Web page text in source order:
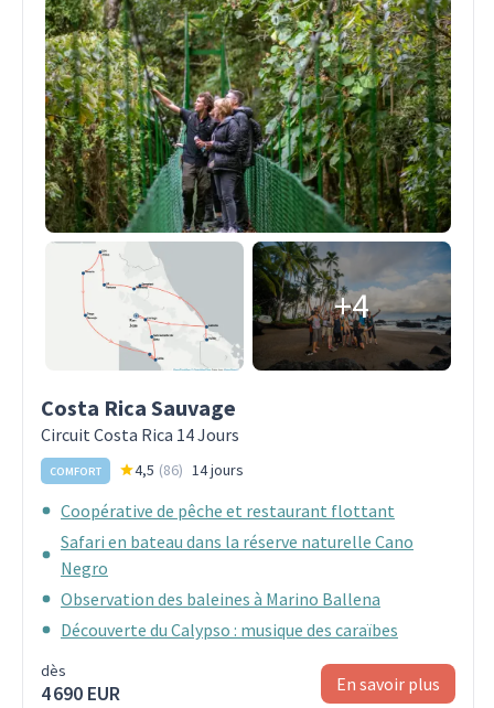
+4
Costa Rica Sauvage
Circuit Costa Rica 14 Jours
COMFORT 4,5 (86) 14 jours
Coopérative de pêche et restaurant flottant
Safari en bateau dans la réserve naturelle Cano
Negro
Observation des baleines à Marino Ballena
Découverte du Calypso : musique des caraïbes
dès
4 690 EUR En savoir plus